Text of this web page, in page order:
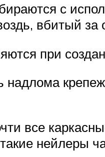
с
вбитый за
при
все
нейлеры